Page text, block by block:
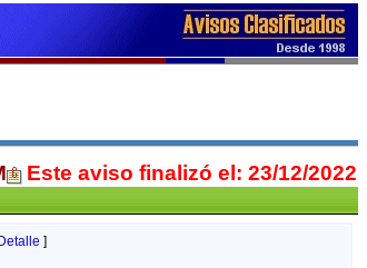
Este aviso finalizó el: 23/12/2022
]